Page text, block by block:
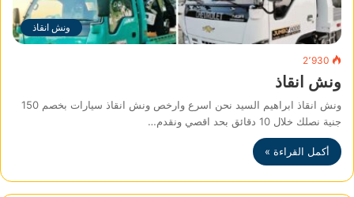
ونش انقاذ
2٬930
ونش انقاذ
ونش انقاذ ابراهيم السيد نحن اسرع وارخص ونش انقاذ سيارات بخصم 150
جنية نصلك خلال 10 دقائق بحد اقصي ونقدم…
أكمل القراءة »